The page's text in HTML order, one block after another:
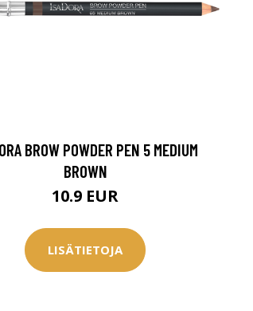
BROW POWDER PEN 5 MEDIUM
BROWN
10.9 EUR
LISÄTIETOJA